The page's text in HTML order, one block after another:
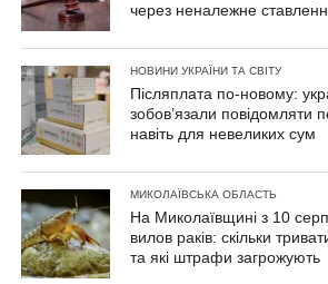
через неналежне
НОВИНИ УКРАЇНИ ТА СВІТУ
Післяплата по-новому:
зобов’язали повідомляти
навіть для невеликих сум
МИКОЛАЇВСЬКА ОБЛАСТЬ
На Миколаївщині з 10
вилов раків: скільки
та які штрафи загрожують